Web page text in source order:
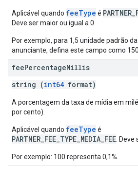
Aplicável quando feeType é
Deve ser maior ou igual a 0.
Por exemplo, para 1,5 unidade padrão
anunciante, defina este campo como
feePercentageMillis
string (int64 format)
A porcentagem da taxa de mídia em
por cento).
Aplicável quando feeType é
PARTNER_FEE_TYPE_MEDIA_FEE .
Por exemplo: 100 representa 0,1%.